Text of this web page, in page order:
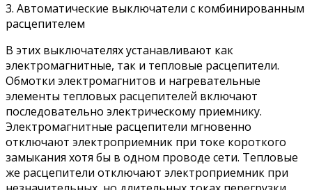
3. Автоматические выключатели с комбинированным
расцепителем
В этих выключателях устанавливают как
электромагнитные, так и тепловые расцепители.
Обмотки электромагнитов и нагревательные
элементы тепловых расцепителей включают
последовательно электрическому приемнику.
Электромагнитные расцепители мгновенно
отключают электроприемник при токе короткого
замыкания хотя бы в одном проводе сети. Тепловые
же расцепители отключают электроприемник при